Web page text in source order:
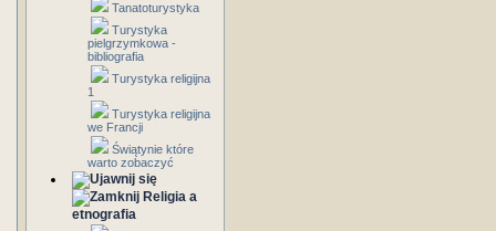
Tanatoturystyka
Turystyka
pielgrzymkowa -
bibliografia
Turystyka religijna
1
Turystyka religijna
we Francji
Świątynie które
warto zobaczyć
Religia a
etnografia